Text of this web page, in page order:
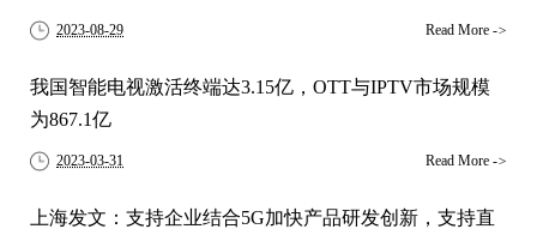
2023-08-29 Read More ->
我国智能电视激活终端达3.15亿，OTT与IPTV市场规模
为867.1亿
2023-03-31 Read More ->
上海发文：支持企业结合5G加快产品研发创新，支持直